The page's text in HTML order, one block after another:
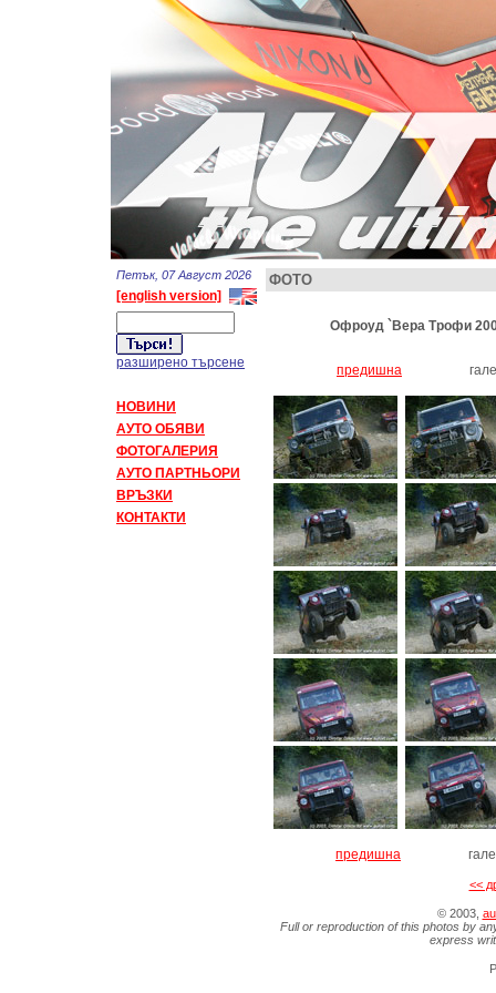
Петък, 07 Август 2026
[english version]
разширено търсене
НОВИНИ
АУТО ОБЯВИ
ФОТОГАЛЕРИЯ
АУТО ПАРТНЬОРИ
ВРЪЗКИ
КОНТАКТИ
ФОТО
Офроуд `Вера Трофи
предишна
предишна
<<
© 2003,
Full or reproduction of this photos by
express